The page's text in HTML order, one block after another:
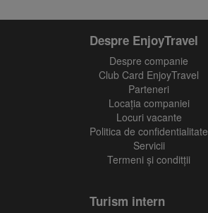
Despre EnjoyTravel
Despre companie
Club Card EnjoyTravel
Parteneri
Locaţia companiei
Locuri vacante
Politica de confidentialitate
Servicii
Termeni și conditții
Turism intern